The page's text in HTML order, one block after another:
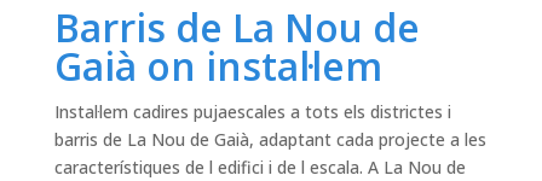
Barris de La Nou de
Gaià on instal·lem
Instal·lem cadires pujaescales a tots els districtes i
barris de La Nou de Gaià, adaptant cada projecte a les
característiques de l edifici i de l escala. A La Nou de